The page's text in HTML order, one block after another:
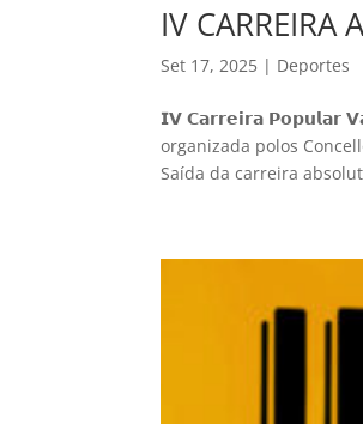
IV CARREIRA
Set 17, 2025 | Deportes
𝗜𝗩 𝗖𝗮𝗿𝗿𝗲𝗶𝗿𝗮 𝗣𝗼𝗽𝘂𝗹𝗮𝗿
organizada polos
Saída da carreira